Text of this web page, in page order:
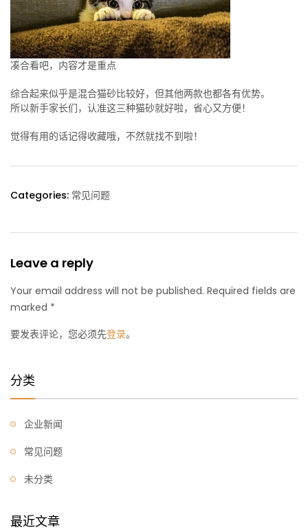
凑合看吧，内容才是重点
综合起来似乎是混合猫砂比较好，但其他两款也都各有优势。
所以新手家长们，认准这三种猫砂就好啦，省心又方便！
觉得有用的话记得收藏哦，不然就找不到啦！
Categories: 常见问题
Leave a reply
Your email address will not be published. Required fields are
marked *
要发表评论，您必须先登录。
分类
企业新闻
常见问题
未分类
最近文章